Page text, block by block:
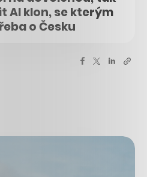
AI klon, se kterým
o Česku